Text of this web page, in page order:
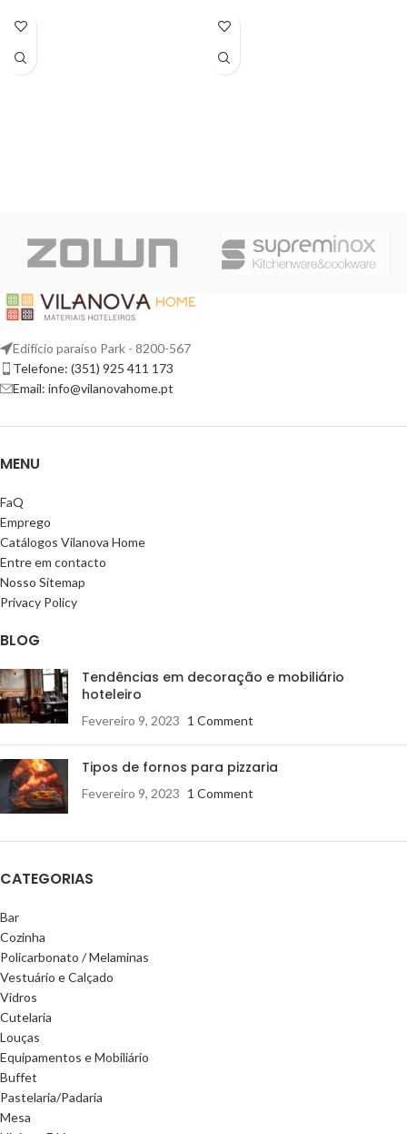
Edifício paraíso Park - 8200-567
Telefone: (351) 925 411 173
Email: info@vilanovahome.pt
MENU
FaQ
Emprego
Catálogos Vilanova Home
Entre em contacto
Nosso Sitemap
Privacy Policy
BLOG
Tendências em decoração e mobiliário
hoteleiro
Fevereiro 9, 2023 1 Comment
Tipos de fornos para pizzaria
Fevereiro 9, 2023 1 Comment
CATEGORIAS
Bar
Cozinha
Policarbonato / Melaminas
Vestuário e Calçado
Vidros
Cutelaria
Louças
Equipamentos e Mobiliário
Buffet
Pastelaria/Padaria
Mesa